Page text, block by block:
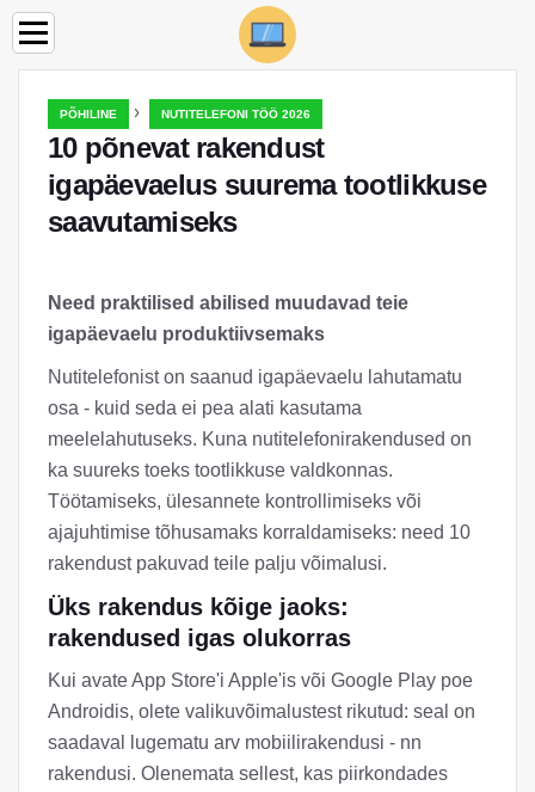
PÕHILINE › NUTITELEFONI TÖÖ 2026
10 põnevat rakendust
igapäevaelus suurema tootlikkuse
saavutamiseks
Need praktilised abilised muudavad teie
igapäevaelu produktiivsemaks
Nutitelefonist on saanud igapäevaelu lahutamatu
osa - kuid seda ei pea alati kasutama
meelelahutuseks. Kuna nutitelefonirakendused on
ka suureks toeks tootlikkuse valdkonnas.
Töötamiseks, ülesannete kontrollimiseks või
ajajuhtimise tõhusamaks korraldamiseks: need 10
rakendust pakuvad teile palju võimalusi.
Üks rakendus kõige jaoks:
rakendused igas olukorras
Kui avate App Store'i Apple'is või Google Play poe
Androidis, olete valikuvõimalustest rikutud: seal on
saadaval lugematu arv mobiilirakendusi - nn
rakendusi. Olenemata sellest, kas piirkondades